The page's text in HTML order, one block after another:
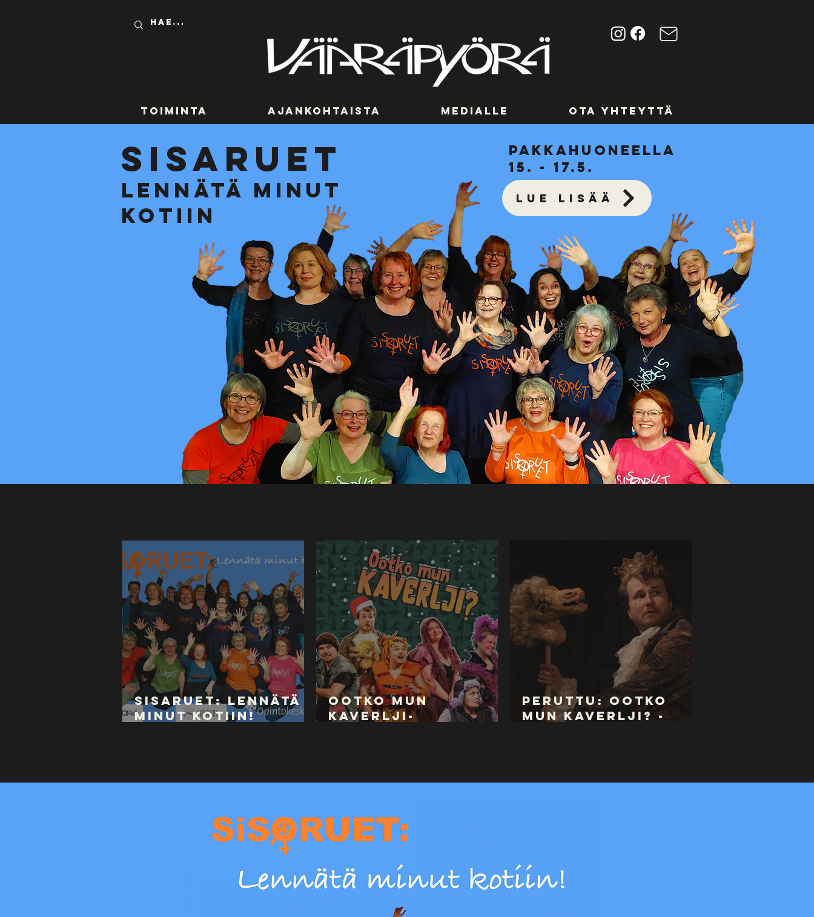
Toiminta Ajankohtaista Medialle Ota yhteyttä
pakkahuoneella
15. - 17.5.
LUE LISÄÄ
sisaruet
lennätä minut
kotiin
Sisaruet: Lennätä
minut kotiin!
Ootko mun
Kaverlji-
PERUTTU: Ootko
mun Kaverlji? -